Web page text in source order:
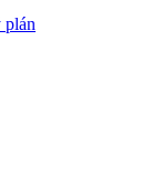
plán